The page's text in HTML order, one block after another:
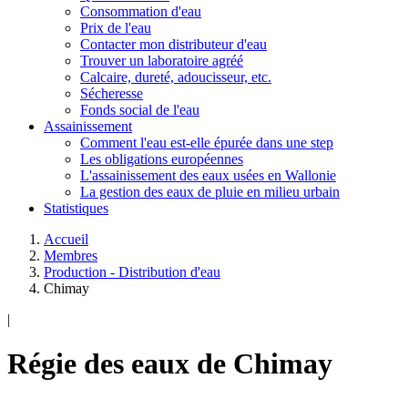
Consommation d'eau
Prix de l'eau
Contacter mon distributeur d'eau
Trouver un laboratoire agréé
Calcaire, dureté, adoucisseur, etc.
Sécheresse
Fonds social de l'eau
Assainissement
Comment l'eau est-elle épurée dans une step
Les obligations européennes
L'assainissement des eaux usées en Wallonie
La gestion des eaux de pluie en milieu urbain
Statistiques
Accueil
Membres
Production - Distribution d'eau
Chimay
|
Régie des eaux de Chimay